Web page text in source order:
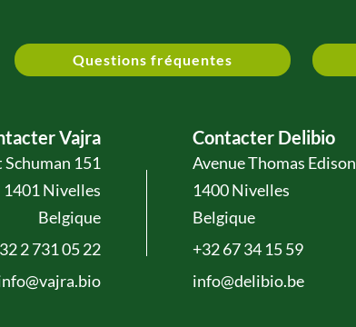
Questions fréquentes
Vajra
151
1401 Nivelles
Belgique
2 731 05 22
Contacter Delibio
Avenue Thomas
1400 Nivelles
Belgique
+32 67 34 15 59
info@delibio.be